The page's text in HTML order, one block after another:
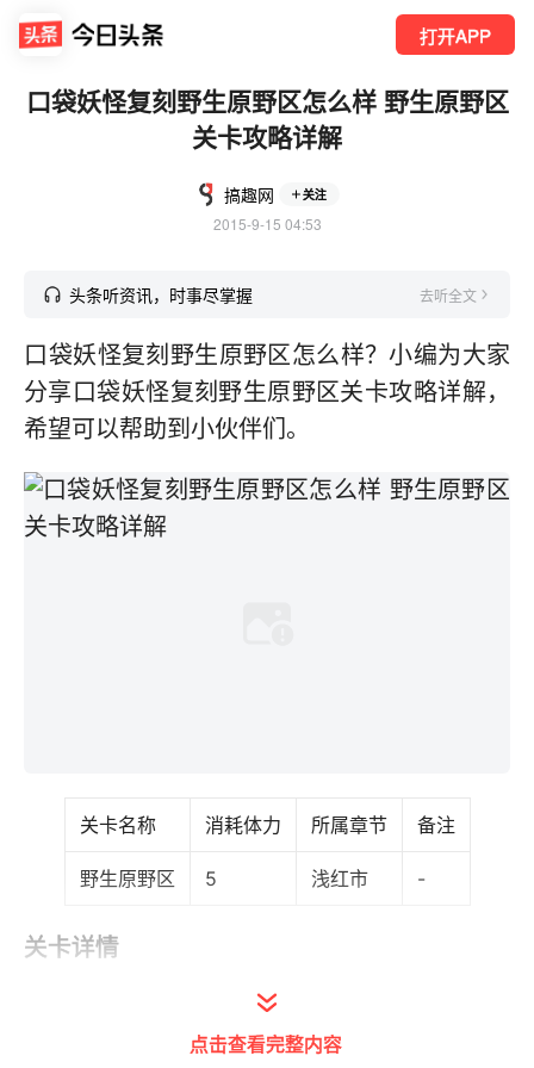
打开APP
口袋妖怪复刻野生原野区怎么样 野生原野区
关卡攻略详解
搞趣网 关注
2015-9-15 04:53
头条听资讯，时事尽掌握 去听全文
口袋妖怪复刻野生原野区怎么样？小编为大家
分享口袋妖怪复刻野生原野区关卡攻略详解，
希望可以帮助到小伙伴们。
关卡名称 消耗体力 所属章节 备注
野生原野区 5 浅红市 -
关卡详情
出现精灵
点击查看完整内容